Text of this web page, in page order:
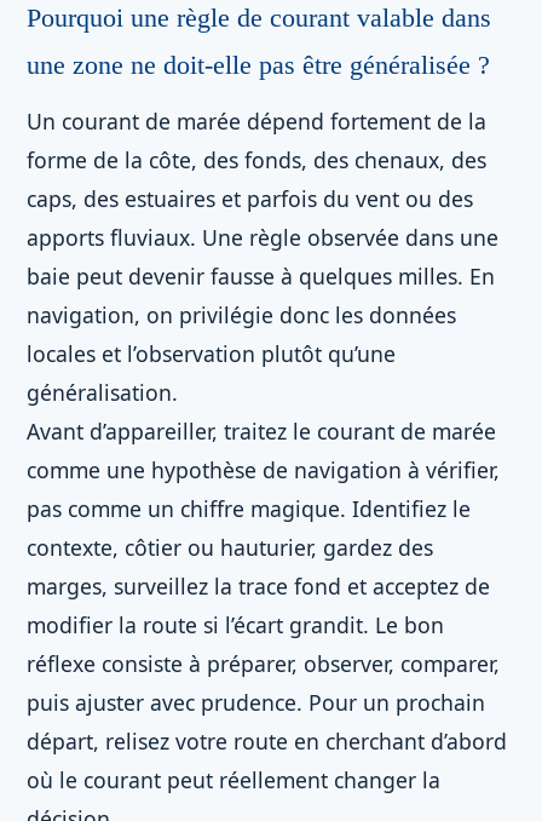
Pourquoi une règle de courant valable dans
une zone ne doit-elle pas être généralisée ?
Un courant de marée dépend fortement de la
forme de la côte, des fonds, des chenaux, des
caps, des estuaires et parfois du vent ou des
apports fluviaux. Une règle observée dans une
baie peut devenir fausse à quelques milles. En
navigation, on privilégie donc les données
locales et l’observation plutôt qu’une
généralisation.
Avant d’appareiller, traitez le courant de marée
comme une hypothèse de navigation à vérifier,
pas comme un chiffre magique. Identifiez le
contexte, côtier ou hauturier, gardez des
marges, surveillez la trace fond et acceptez de
modifier la route si l’écart grandit. Le bon
réflexe consiste à préparer, observer, comparer,
puis ajuster avec prudence. Pour un prochain
départ, relisez votre route en cherchant d’abord
où le courant peut réellement changer la